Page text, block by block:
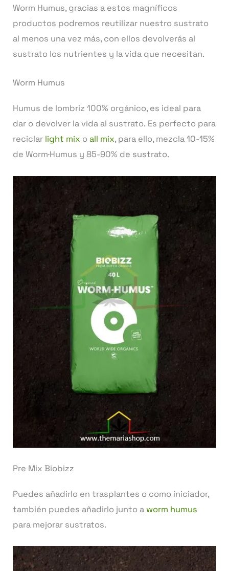
Worm Humus, gracias a estos magníficos
productos podremos reutilizar nuestro sustrato
al menos una vez más, con ellos devolverás al
sustrato los nutrientes y la vida que necesitan.
Worm Humus
Humus de lombriz 100% orgánico, es ideal para
dar o devolver la vida al sustrato. Es perfecto para
reciclar light mix oall mix, para ello, mezcla 10-15%
de Worm·Humus y 85-90% de sustrato.
Pre Mix Biobizz
Puedes añadirlo en trasplantes o como iniciador,
también puedes añadirlo junto a worm humus
para mejorar sustratos.